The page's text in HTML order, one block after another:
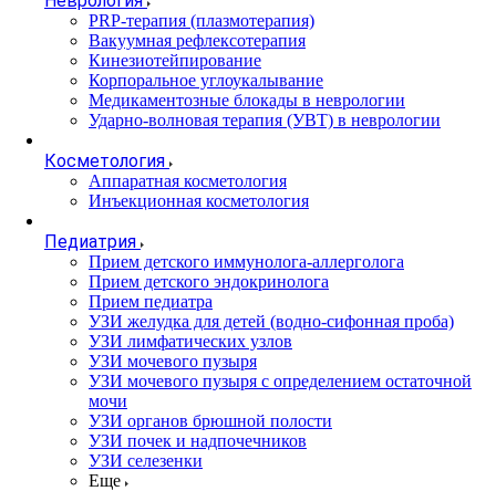
PRP-терапия (плазмотерапия)
Вакуумная рефлексотерапия
Кинезиотейпирование
Корпоральное углоукалывание
Медикаментозные блокады в неврологии
Ударно-волновая терапия (УВТ) в неврологии
Косметология
Аппаратная косметология
Инъекционная косметология
Педиатрия
Прием детского иммунолога-аллерголога
Прием детского эндокринолога
Прием педиатра
УЗИ желудка для детей (водно-сифонная проба)
УЗИ лимфатических узлов
УЗИ мочевого пузыря
УЗИ мочевого пузыря с определением остаточной
мочи
УЗИ органов брюшной полости
УЗИ почек и надпочечников
УЗИ селезенки
Еще